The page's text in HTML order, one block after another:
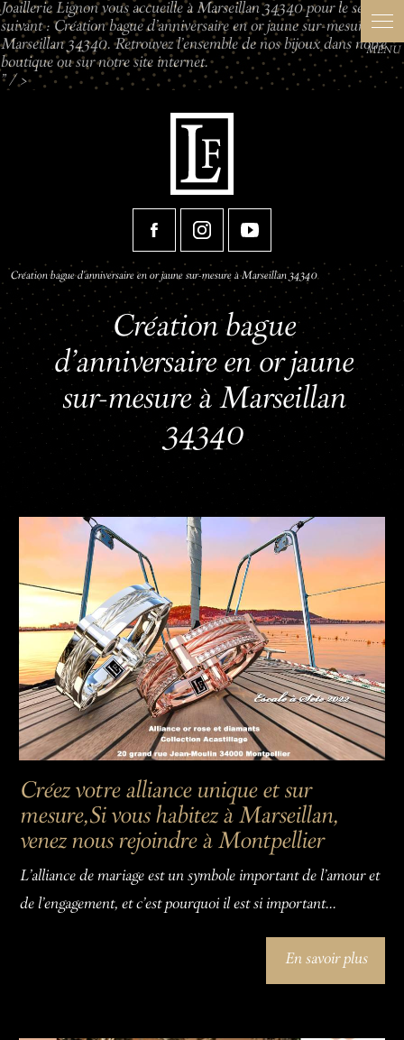
Joaillerie Lignon vous accueille à Marseillan 34340 pour le service
suivant : Création bague d'anniversaire en or jaune sur-mesure à
Marseillan 34340. Retrouvez l'ensemble de nos bijoux dans notre
boutique ou sur notre site internet.
" />
Création bague d'anniversaire en or jaune sur-mesure à Marseillan 34340
Création bague
d'anniversaire en or jaune
sur-mesure à Marseillan
34340
Créez votre alliance unique et sur
mesure,Si vous habitez à Marseillan,
venez nous rejoindre à Montpellier
L'alliance de mariage est un symbole important de l'amour et
de l'engagement, et c'est pourquoi il est si important...
En savoir plus
Panneau de gestion des cookies